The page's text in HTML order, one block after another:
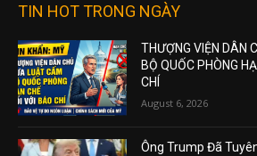
TIN HOT TRONG NGÀY
THƯỢNG VIỆN DÂN
BỘ QUỐC PHÒNG
CHÍ
August 6, 2026
Ông Trump Đã